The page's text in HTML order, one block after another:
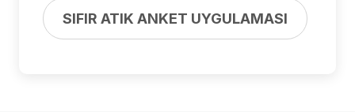
SIFIR ATIK ANKET UYGULAMASI